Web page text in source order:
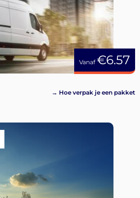
Vanaf€6.57
→ Hoe verpak je een pakket